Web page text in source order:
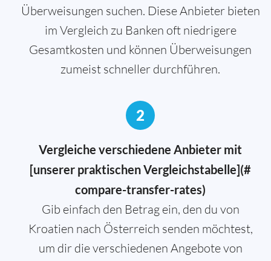
Überweisungen suchen. Diese Anbieter bieten
im Vergleich zu Banken oft niedrigere
Gesamtkosten und können Überweisungen
zumeist schneller durchführen.
2
Vergleiche verschiedene Anbieter mit
[unserer praktischen Vergleichstabelle](#
compare-transfer-rates)
Gib einfach den Betrag ein, den du von
Kroatien nach Österreich senden möchtest,
um dir die verschiedenen Angebote von